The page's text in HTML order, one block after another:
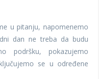
u pitanju, napomenemo
dan ne treba da budu
podršku, pokazujemo
se u određene